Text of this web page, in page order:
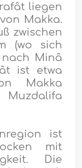
liegen
Makka.
zwischen
(wo sich
nach Minâ
ist etwa
Makka
ist
mit
Die